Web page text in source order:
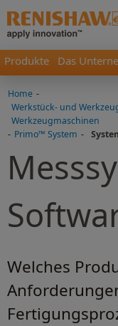
Produkte Das
Home -
Werkstück- und
Werkzeugmaschinen
- Primo™ System -
Welches